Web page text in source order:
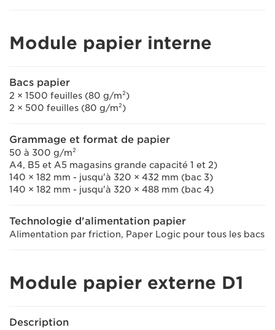
Module papier interne
Bacs papier
2 × 1500 feuilles (80 g/m²)
2 × 500 feuilles (80 g/m²)
Grammage et format de papier
50 à 300 g/m²
A4, B5 et A5 magasins grande capacité 1 et 2)
140 × 182 mm - jusqu'à 320 × 432 mm (bac 3)
140 × 182 mm - jusqu'à 320 × 488 mm (bac 4)
Technologie d'alimentation papier
Alimentation par friction, Paper Logic pour tous les bacs
Module papier externe D1
Description